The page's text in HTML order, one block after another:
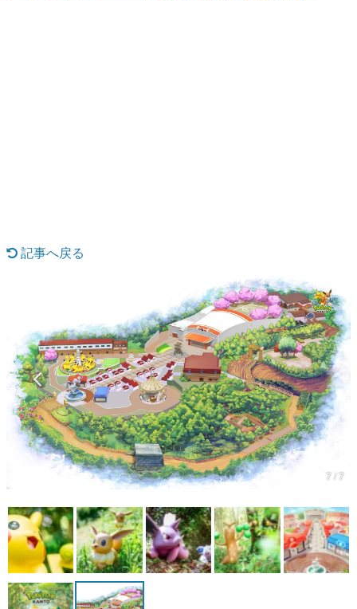
一先生によるゲーム業界レポートマンガです。
なんでゲームは面白い？
ゲーム開発者・hamatsu氏がゲームの魅力を画面や操作の
具体的な形から解き明かしていく、硬派で骨太な評論連載
です。
ゲームが変えた日本語
「経験値」「裏技」「ラスボス」… ゲームにまつわる言葉
の起源や用法の変遷を、コンピューター文化史研究家・タ
イニーP氏が徹底調査。
カテゴリ
マンガ
女性向け
アプリレビュー
記事へ戻る
7 / 7